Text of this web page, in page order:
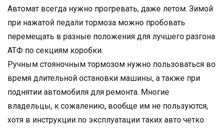
Автомат всегда нужно прогревать, даже летом. Зимой
при нажатой педали тормоза можно пробовать
перемещать в разные положения для лучшего разгона
АТФ по секциям коробки.
Ручным стояночным тормозом нужно пользоваться во
время длительной остановки машины, а также при
поднятии автомобиля для ремонта. Многие
владельцы, к сожалению, вообще им не пользуются,
хотя в инструкции по эксплуатации таких авто четко